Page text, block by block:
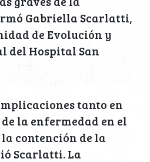
Gabriella Scarlatti,
de Evolución y
del Hospital San
tanto en
la enfermedad en el
contención de la
Scarlatti. La